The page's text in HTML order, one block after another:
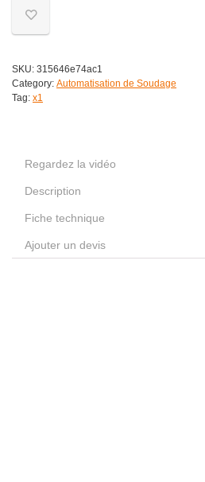
SKU: 315646e74ac1
Category: Automatisation de Soudage
Tag: x1
Regardez la vidéo
Description
Fiche technique
Ajouter un devis